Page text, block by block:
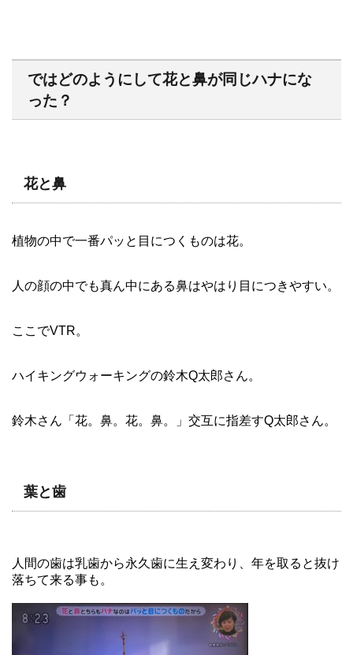
ではどのようにして花と鼻が同じハナにな
った？
花と鼻
植物の中で一番パッと目につくものは花。
人の顔の中でも真ん中にある鼻はやはり目につきやすい。
ここでVTR。
ハイキングウォーキングの鈴木Q太郎さん。
鈴木さん「花。鼻。花。鼻。」交互に指差すQ太郎さん。
葉と歯
人間の歯は乳歯から永久歯に生え変わり、年を取ると抜け
落ちて来る事も。